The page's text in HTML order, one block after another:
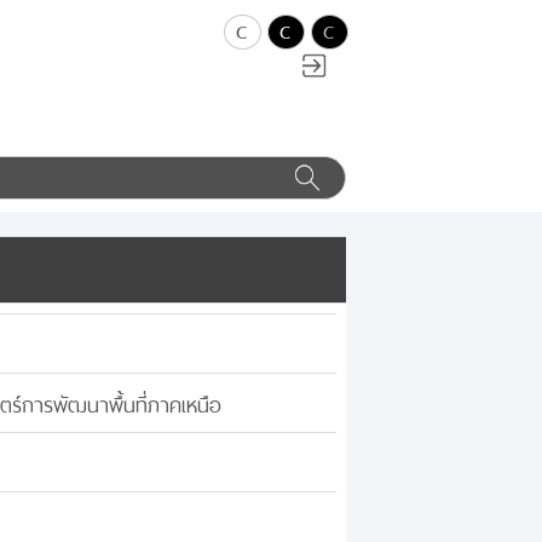
c c c
ตร์การพัฒนาพื้นที่ภาคเหนือ